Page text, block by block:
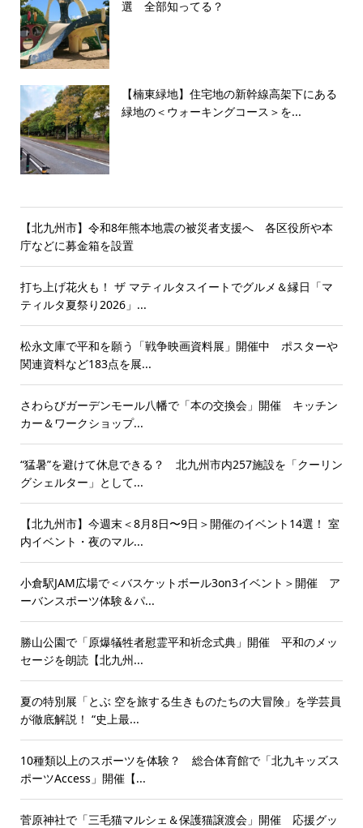
選 全部知ってる？
【楠東緑地】住宅地の新幹線高架下にある
緑地の＜ウォーキングコース＞を...
【北九州市】令和8年熊本地震の被災者支援へ 各区役所や本
庁などに募金箱を設置
打ち上げ花火も！ ザ マティルタスイートでグルメ＆縁日「マ
ティルタ夏祭り2026」...
松永文庫で平和を願う「戦争映画資料展」開催中 ポスターや
関連資料など183点を展...
さわらびガーデンモール八幡で「本の交換会」開催 キッチン
カー＆ワークショップ...
“猛暑”を避けて休息できる？ 北九州市内257施設を「クーリン
グシェルター」として...
【北九州市】今週末＜8月8日〜9日＞開催のイベント14選！ 室
内イベント・夜のマル...
小倉駅JAM広場で＜バスケットボール3on3イベント＞開催 ア
ーバンスポーツ体験＆パ...
勝山公園で「原爆犠牲者慰霊平和祈念式典」開催 平和のメッ
セージを朗読【北九州...
夏の特別展「とぶ 空を旅する生きものたちの大冒険」を学芸員
が徹底解説！ “史上最...
10種類以上のスポーツを体験？ 総合体育館で「北九キッズス
ポーツAccess」開催【...
菅原神社で「三毛猫マルシェ＆保護猫譲渡会」開催 応援グッ